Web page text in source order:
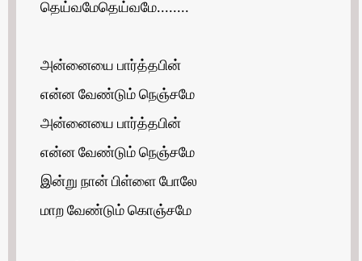
தெய்வமேதெய்வமே........
அன்னையை பார்த்தபின்
என்ன வேண்டும் நெஞ்சமே
அன்னையை பார்த்தபின்
என்ன வேண்டும் நெஞ்சமே
இன்று நான் பிள்ளை போலே
மாற வேண்டும் கொஞ்சமே